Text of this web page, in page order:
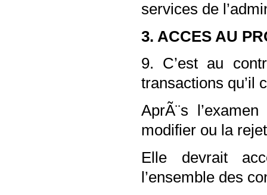
services de
3. ACCES AU
9. C’est au
transactions qu’il
AprÃ¨s
modifier ou la
Elle devrait
l’ensemble des